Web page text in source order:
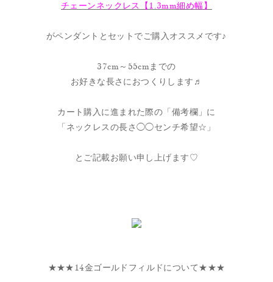
チェーンネックレス【1.3mm細め幅】
がペンダントとセットでご購入オススメです♪
37cm～55cmまでの
お好きな長さにおつくりします♬
カート購入に進まれた際の「備考欄」に
「ネックレスの長さ◯◯センチ希望☆」
とご記載お願い申し上げます♡
★★★14金ゴールドフィルドについて★★★